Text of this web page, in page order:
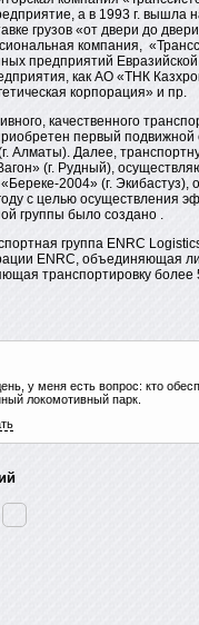
а в 1993 г. вышла
грузов «от двери до
компания,
предприятий
как АО «ТНК
корпорация» и пр.
качественного
первый
Алматы). Далее,
(г. Рудный),
2004» (г.
с целью осуществления
группы было создано .
группа ENRC
ENRC, объединяющая
транспортировку более
у меня есть вопрос: кто
локомотивный парк.